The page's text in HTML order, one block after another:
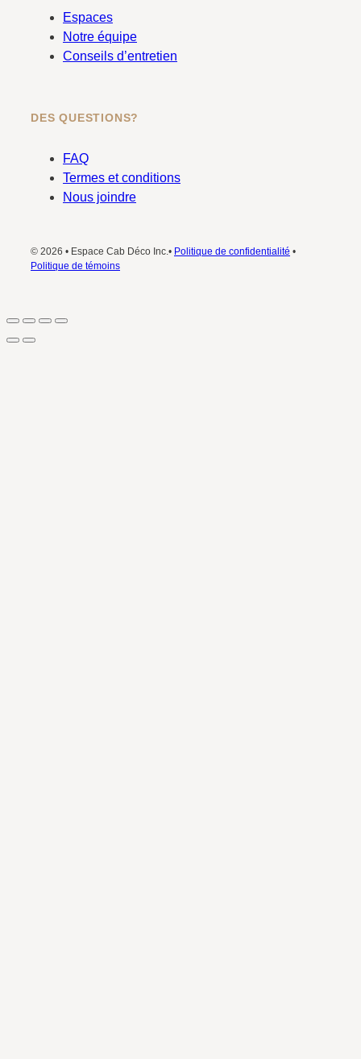
Espaces
Notre équipe
Conseils d’entretien
DES QUESTIONS?
FAQ
Termes et conditions
Nous joindre
© 2026 • Espace Cab Déco Inc.• Politique de confidentialité •
Politique de témoins